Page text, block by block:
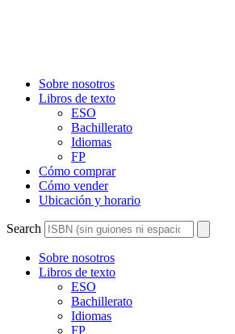
Sobre nosotros
Libros de texto
ESO
Bachillerato
Idiomas
FP
Cómo comprar
Cómo vender
Ubicación y horario
Search
Sobre nosotros
Libros de texto
ESO
Bachillerato
Idiomas
FP